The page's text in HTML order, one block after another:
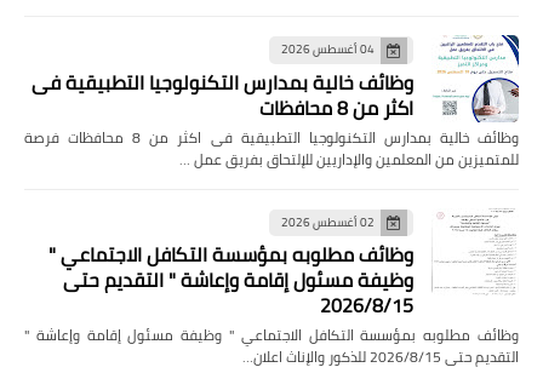
04 أغسطس 2026
وظائف خالية بمدارس التكنولوجيا التطبيقية فى
اكثر من 8 محافظات
وظائف خالية بمدارس التكنولوجيا التطبيقية فى اكثر من 8 محافظات فرصة
للمتميزين من المعلمين والإداريين للإلتحاق بفريق عمل …
02 أغسطس 2026
وظائف مطلوبه بمؤسسة التكافل الاجتماعي "
وظيفة مسئول إقامة وإعاشة " التقديم حتى
2026/8/15
وظائف مطلوبه بمؤسسة التكافل الاجتماعي " وظيفة مسئول إقامة وإعاشة "
التقديم حتى 2026/8/15 للذكور والإناث اعلان…